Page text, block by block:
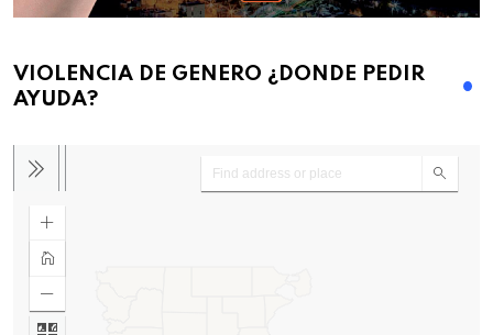
VIOLENCIA DE GENERO ¿DONDE PEDIR
AYUDA?